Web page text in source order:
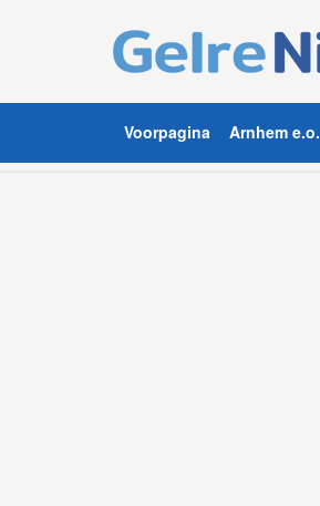
Voorpagina Arnhem e.o.